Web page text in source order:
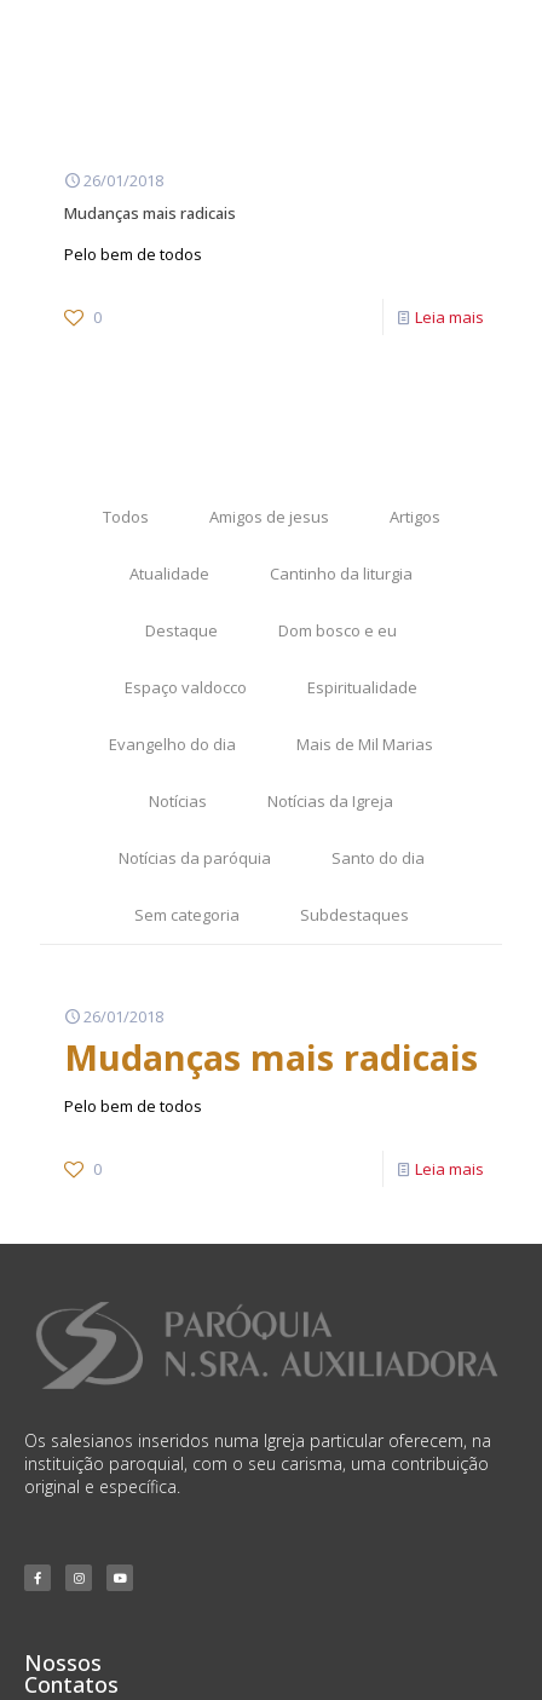
26/01/2018
Mudanças mais radicais
Pelo bem de todos
0 Leia mais
Todos Amigos de jesus Artigos
Atualidade Cantinho da liturgia
Destaque Dom bosco e eu
Espaço valdocco Espiritualidade
Evangelho do dia Mais de Mil Marias
Notícias Notícias da Igreja
Notícias da paróquia Santo do dia
Sem categoria Subdestaques
26/01/2018
Mudanças mais radicais
Pelo bem de todos
0 Leia mais
Os salesianos inseridos numa Igreja particular oferecem, na
instituição paroquial, com o seu carisma, uma contribuição
original e específica.
Nossos
Contatos